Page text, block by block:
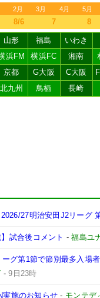
2月 3月 4月 5月
8/6 7 8
山形 福島
いわき
浜FM 横浜FC 湘南
京都 G大阪 C大阪
北九州 鳥栖 長崎
2026/27明治安田J2リーグ
試合後コメント -福島ユ
グ第1節で節別最多入場
-9日23時
実施のお知らせ - モンテデ